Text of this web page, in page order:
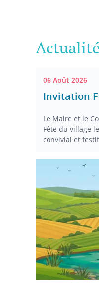
06 Août 2026
Invitation
Le Maire et le
Fête du village
convivial et